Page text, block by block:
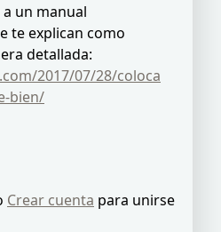
un manual
te explican como
detallada:
2017/07/28/coloca
bien/
Crear cuenta para unirse